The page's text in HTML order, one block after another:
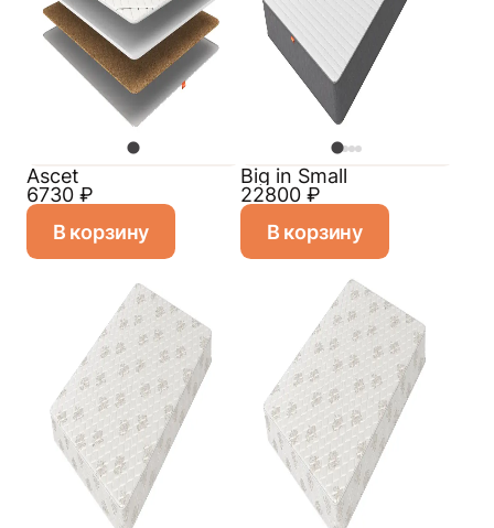
Ascet
6730 ₽
В корзину
Big in Small
22800 ₽
В корзину